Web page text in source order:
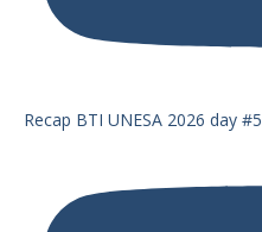
Recap BTI UNESA 2026 day #5